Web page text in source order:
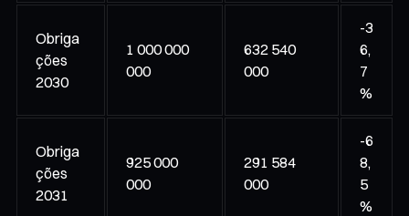
Obriga
ções
2030
1 000 000
000
632 540
000
-3
6,
7
%
Obriga
ções
2031
925 000
000
291 584
000
-6
8,
5
%